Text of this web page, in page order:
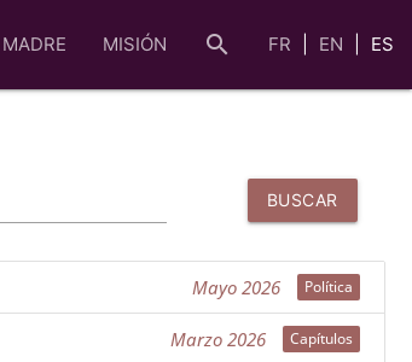
FR EN ES
MISIÓN search
BUSCAR
Mayo 2026
Marzo 2026